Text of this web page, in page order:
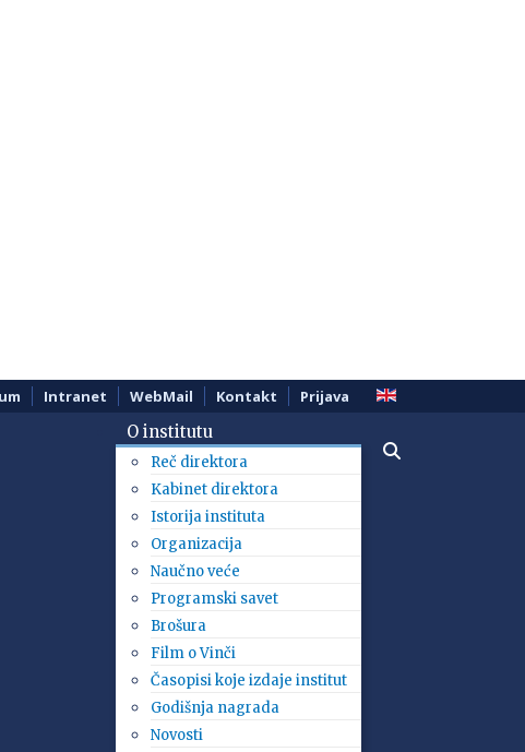
Intranet WebMail Kontakt Prijava
O institutu
Reč direktora
Kabinet direktora
Istorija instituta
Organizacija
Naučno veće
Programski savet
Brošura
Film o Vinči
Časopisi koje izdaje institut
Godišnja nagrada
Novosti